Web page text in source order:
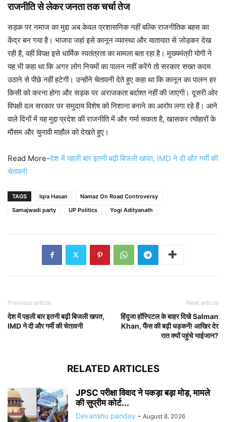
राजनीति से लेकर जनता तक चर्चा तेज
सड़क पर नमाज का मुद्दा अब केवल प्रशासनिक नहीं बल्कि राजनीतिक बहस का
केंद्र बन गया है। भाजपा जहां इसे कानून व्यवस्था और यातायात से जोड़कर देख
रही है, वहीं विपक्ष इसे धार्मिक स्वतंत्रता का मामला बता रहा है। मुख्यमंत्री योगी ने
यह भी कहा था कि अगर लोग नियमों का पालन नहीं करेंगे तो सरकार सख्त कदम
उठाने से पीछे नहीं हटेगी। उन्होंने चेतावनी देते हुए कहा था कि कानून का पालन हर
किसी को करना होगा और सड़क पर अराजकता बर्दाश्त नहीं की जाएगी। दूसरी ओर
विपक्षी दल सरकार पर समुदाय विशेष को निशाना बनाने का आरोप लगा रहे हैं। आने
वाले दिनों में यह मुद्दा प्रदेश की राजनीति में और गर्मा सकता है, खासकर त्योहारों के
मौसम और चुनावी माहौल को देखते हुए।
Read More-देश में पहली बार इतनी बढ़ी बिजली खपत, IMD ने दी और गर्मी की
चेतावनी
TAGS Iqra Hasan
Namaz On Road Controversy
Samajwadi party
UP Politics Yogi Adityanath
Previous article
देश में पहली बार इतनी बढ़ी बिजली खपत,
IMD ने दी और गर्मी की चेतावनी
Next article
हिंदुजा हॉस्पिटल के बाहर दिखे Salman
Khan, फैंस की बढ़ी धड़कनें! आखिर देर
रात क्यों पहुंचे भाईजान?
RELATED ARTICLES
JPSC परीक्षा विवाद ने पकड़ा बड़ा मोड़, मामले
की सुप्रीम कोर्ट...
Devanshu panday - August 8, 2026